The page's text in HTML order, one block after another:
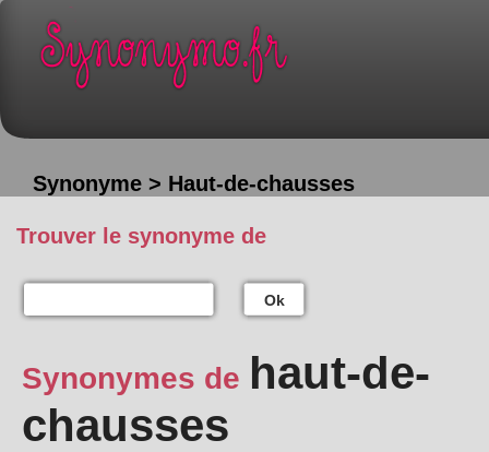
Synonyme > Haut-de-chausses
Trouver le synonyme de
Ok
Synonymes de haut-de-
chausses